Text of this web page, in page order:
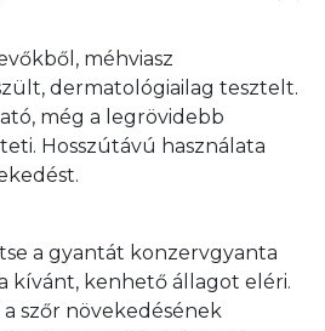
méhviasz
dermatológiailag tesztelt.
még a legrövidebb
Hosszútávú használata
a gyantát konzervgyanta
kívánt, kenhető állagot eléri.
szőr növekedésének